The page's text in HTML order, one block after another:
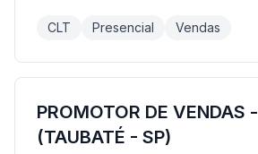
CLT Presencial Vendas
PROMOTOR DE VENDAS -
(TAUBATÉ - SP)